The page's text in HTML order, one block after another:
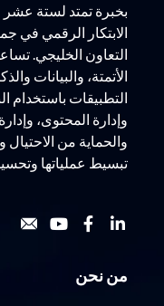
الابتكار الرقمي في
التعاون الخليجي.
الأتمتة، والبيانات
التطبيقات باستخدام
وإدارة المحتوى،
والحماية من
تبسيط عملياتها وتحسين
من نحن